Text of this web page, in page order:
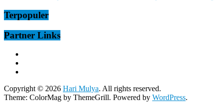
Terpopuler
Partner Links
Copyright © 2026 Hari Mulya. All rights reserved.
Theme: ColorMag by ThemeGrill. Powered by WordPress.